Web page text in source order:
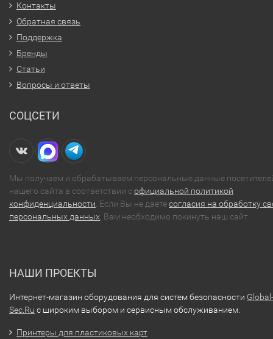
Контакты
Обратная связь
Поддержка
Бренды
Статьи
Вопросы и ответы
СОЦСЕТИ
Мы получаем и обрабатываем персональные данные
нашего сайта в соответствии софициальной политикой
конфиденциальности. Если Вы не даетесогласия на обработку
персональных данных, Вам необходимо покинуть наш сайт.
НАШИ ПРОЕКТЫ
Интернет-магазин оборудования для систем безопасности Global-
Sec.Ru с широким выбором и сервисным обслуживанием.
Принтеры для пластиковых карт